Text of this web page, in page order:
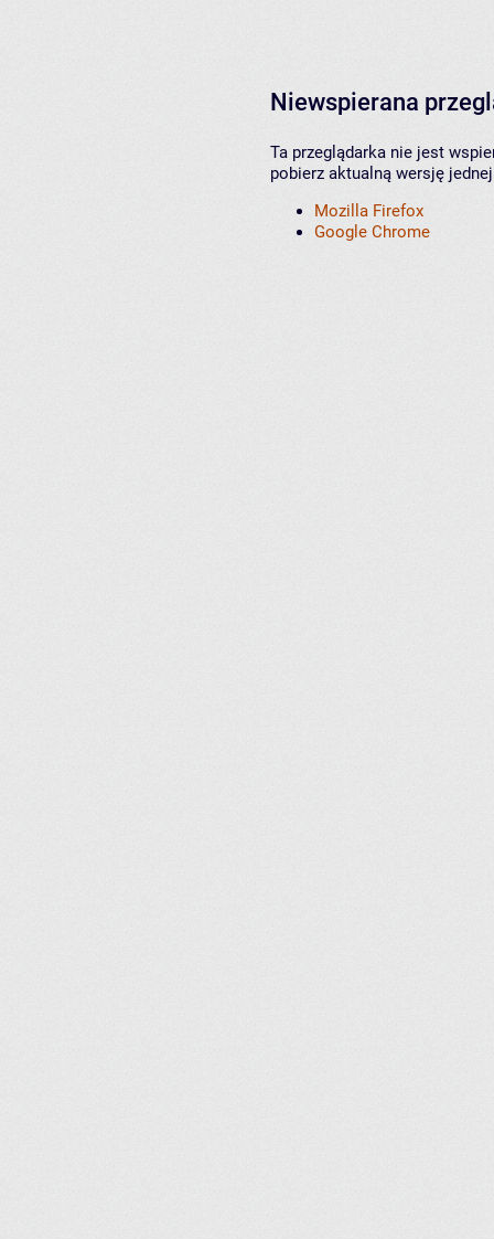
Niewspierana
Ta przeglądarka nie jest
pobierz aktualną wersję
Mozilla Firefox
Google Chrome